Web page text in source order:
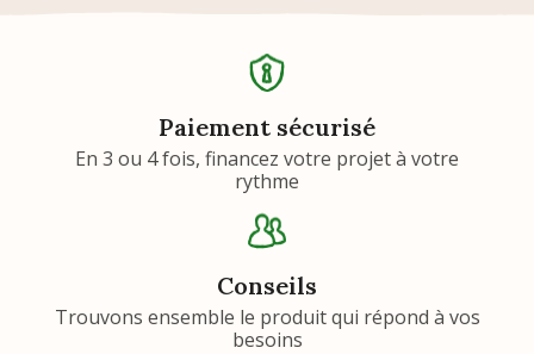
Paiement sécurisé
En 3 ou 4 fois, financez votre projet à votre
rythme
Conseils
Trouvons ensemble le produit qui répond à vos
besoins